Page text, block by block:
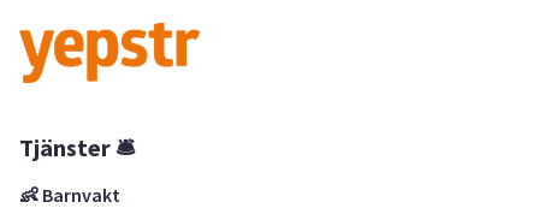
Tjänster 🛎
👶 Barnvakt